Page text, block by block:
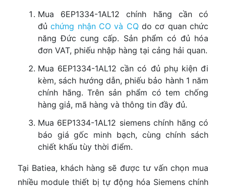
Mua 6EP1334-1AL12 chính hãng cần có
đủchứng nhận CO và CQdo cơ quan chức
năng Đức cung cấp. Sản phẩm có đủ hóa
đơn VAT, phiếu nhập hàng tại cảng hải quan.
Mua 6EP1334-1AL12 cần có đủ phụ kiện đi
kèm, sách hướng dẫn, phiếu bảo hành 1 năm
chính hãng. Trên sản phẩm có tem chống
hàng giả, mã hàng và thông tin đầy đủ.
Mua 6EP1334-1AL12 siemens chính hãng có
báo giá gốc minh bạch, cùng chính sách
chiết khấu tùy thời điểm.
Tại Batiea, khách hàng sẽ được tư vấn chọn mua
nhiều module thiết bị tự động hóa Siemens chính